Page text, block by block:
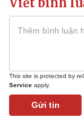
This site is protected by
Service apply.
Gửi tin